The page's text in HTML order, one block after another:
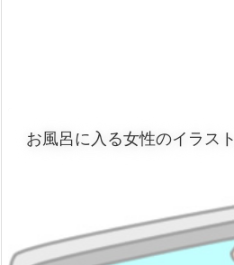
お風呂に入る女性のイラスト